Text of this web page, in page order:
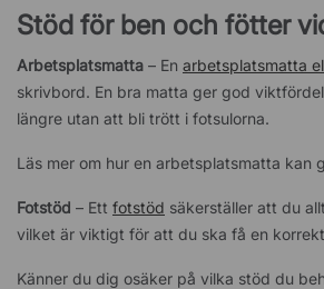
Stöd för ben och fötter
Arbetsplatsmatta – En arbetsplatsmatta
skrivbord. En bra matta ger god
längre utan att bli trött i fotsulorna.
Läs mer om hur en arbetsplatsmatta kan
Fotstöd – Ett fotstöd säkerställer att du
vilket är viktigt för att du ska få en
Känner du dig osäker på vilka stöd du